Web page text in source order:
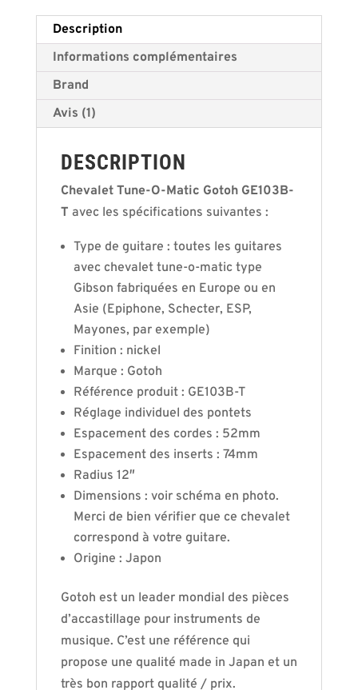
en
finition
nickel
e
Description
Informations complémentaires
Brand
Avis (1)
DESCRIPTION
Chevalet Tune-O-Matic Gotoh GE103B-
T avec les spécifications suivantes :
Type de guitare : toutes les guitares
avec chevalet tune-o-matic type
Gibson fabriquées en Europe ou en
Asie (Epiphone, Schecter, ESP,
Mayones, par exemple)
Finition : nickel
Marque : Gotoh
Référence produit : GE103B-T
Réglage individuel des pontets
Espacement des cordes : 52mm
Espacement des inserts : 74mm
Radius 12″
Dimensions : voir schéma en photo.
Merci de bien vérifier que ce chevalet
correspond à votre guitare.
Origine : Japon
Gotoh est un leader mondial des pièces
d’accastillage pour instruments de
musique. C’est une référence qui
propose une qualité made in Japan et un
très bon rapport qualité / prix.